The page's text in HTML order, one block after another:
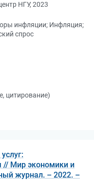
НГУ, 2023
инфляции; Инфляция;
спрос
цитирование)
// Мир экономики и
журнал. – 2022. –